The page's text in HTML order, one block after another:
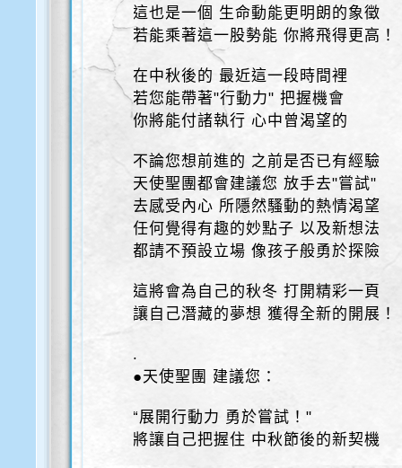
這也是一個 生命動能更明朗的象徵
若能乘著這一股勢能 你將飛得更高！
在中秋後的 最近這一段時間裡
若您能帶著"行動力" 把握機會
你將能付諸執行 心中曾渴望的
不論您想前進的 之前是否已有經驗
天使聖團都會建議您 放手去"嘗試"
去感受內心 所隱然騷動的熱情渴望
任何覺得有趣的妙點子 以及新想法
都請不預設立場 像孩子般勇於探險
這將會為自己的秋冬 打開精彩一頁
讓自己潛藏的夢想 獲得全新的開展！
.
●天使聖團 建議您：
“展開行動力 勇於嘗試！"
將讓自己把握住 中秋節後的新契機